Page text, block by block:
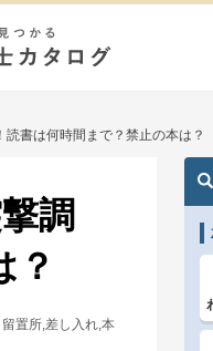
書は何時間まで？禁止の本は？
調
？
留置所 差し入れ ,本